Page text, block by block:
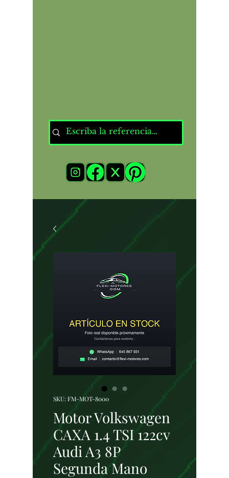
SKU: FM-MOT-8000
Motor Volkswagen
CAXA 1.4 TSI 122cv
Audi A3 8P
Segunda Mano